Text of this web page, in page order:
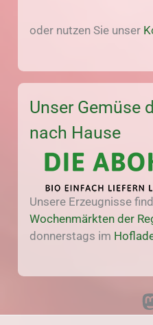
oder nutzen Sie unser
Unser Gemüse
nach Hause
Unsere Erzeugnisse
Wochenmärkten der
donnerstags im
Mastodon